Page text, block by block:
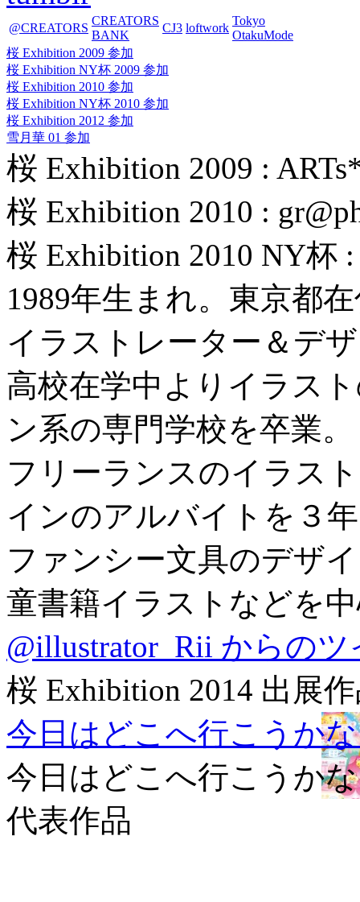
@CREATORS
CREATORS
BANK
CJ3 loftwork
Tokyo
OtakuMode
桜 Exhibition 2009 参加
桜 Exhibition NY杯 2009 参加
桜 Exhibition 2010 参加
桜 Exhibition NY杯 2010 参加
桜 Exhibition 2012 参加
雪月華 01 参加
桜 Exhibition 2009 :
桜 Exhibition 2010 :
桜 Exhibition 2010 NY杯
1989年生まれ。東京都
イラストレーター＆デ
高校在学中よりイラス
ン系の専門学校を卒業。
フリーランスのイラス
インのアルバイトを３
ファンシー文具のデザ
童書籍イラストなどを
@illustrator_Rii からの
桜 Exhibition 2014 出展
今日はどこへ行こうか
今日はどこへ行こうか
代表作品